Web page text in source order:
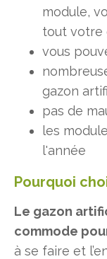
module,
tout votre
vous
gazon
pas de
les
l'année
Pourquoi
Le gazon
commode
à se faire et